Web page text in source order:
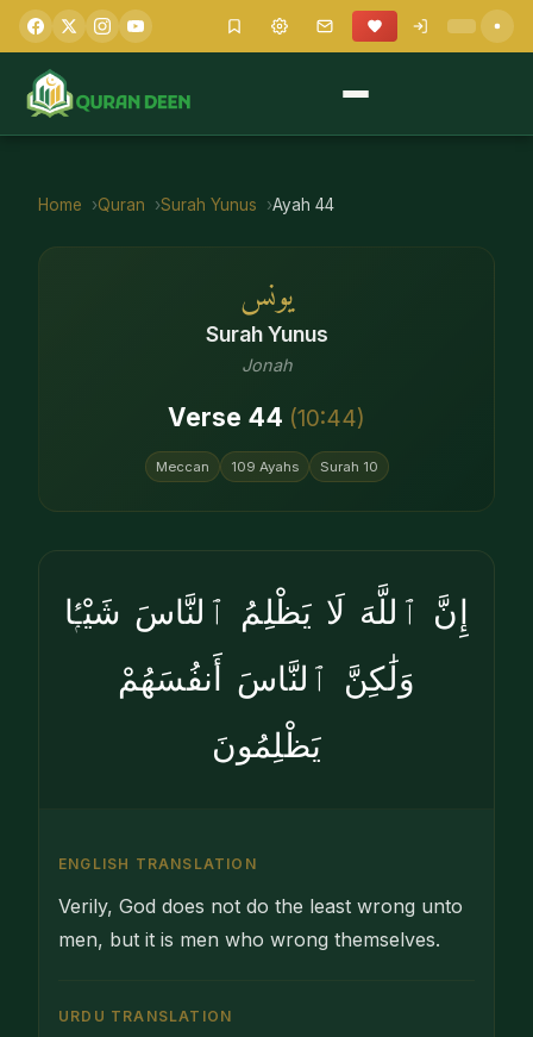
Home Quran Surah Yunus Ayah 44
يونس
SurahYunus
Jonah
Verse 44 (10:44)
Meccan 109 Ayahs Surah 10
إِنَّ ٱللَّهَ لَا يَظْلِمُ ٱلنَّاسَ شَيْـًۭٔا
وَلَٰكِنَّ ٱلنَّاسَ أَنفُسَهُمْ
يَظْلِمُونَ
ENGLISH TRANSLATION
Verily, God does not do the least wrong unto
men, but it is men who wrong themselves.
URDU TRANSLATION